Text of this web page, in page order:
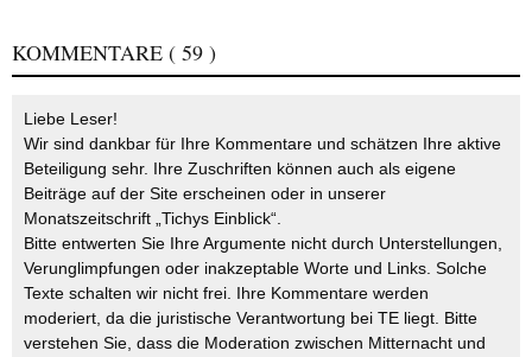
KOMMENTARE ( 59 )
Liebe Leser!
Wir sind dankbar für Ihre Kommentare und schätzen Ihre aktive
Beteiligung sehr. Ihre Zuschriften können auch als eigene
Beiträge auf der Site erscheinen oder in unserer
Monatszeitschrift „Tichys Einblick“.
Bitte entwerten Sie Ihre Argumente nicht durch Unterstellungen,
Verunglimpfungen oder inakzeptable Worte und Links. Solche
Texte schalten wir nicht frei. Ihre Kommentare werden
moderiert, da die juristische Verantwortung bei TE liegt. Bitte
verstehen Sie, dass die Moderation zwischen Mitternacht und